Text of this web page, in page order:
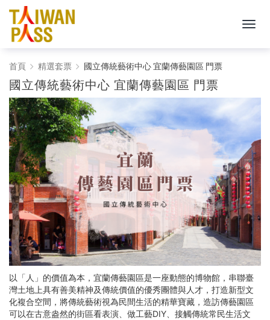
Taiwan
PASS
首頁 精選套票 國立傳統藝術中心 宜蘭傳藝園區 門票
國立傳統藝術中心 宜蘭傳藝園區 門票
以「人」的價值為本，宜蘭傳藝園區是一座動態的博物館，串聯臺
灣土地上具有善美精神及傳統價值的優秀團體與人才，打造新型文
化複合空間，將傳統藝術視為民間生活的精華寶藏，造訪傳藝園區
可以在古意盎然的街區看表演、做工藝DIY、接觸傳統常民生活文